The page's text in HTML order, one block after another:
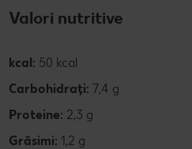
Valori nutritive
kcal: 50 kcal
Carbohidrați: 7,4 g
Proteine: 2,3 g
Grăsimi: 1,2 g